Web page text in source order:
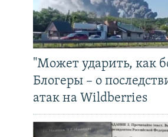
"Может ударить, как
Блогеры – о
атак на Wildberries